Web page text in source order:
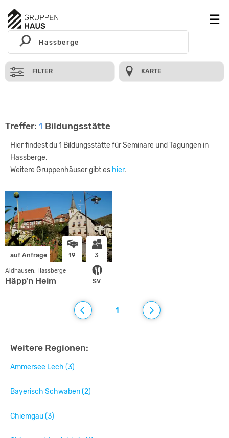
FILTER KARTE
Treffer: 1 Bildungsstätte
Hier findest du 1 Bildungsstätte für Seminare und Tagungen in
Hassberge.
Weitere Gruppenhäuser gibt es hier.
auf Anfrage 19 3
SV
Aidhausen, Hassberge
Häpp'n Heim
1
Weitere Regionen:
Ammersee Lech (3)
Bayerisch Schwaben (2)
Chiemgau (3)